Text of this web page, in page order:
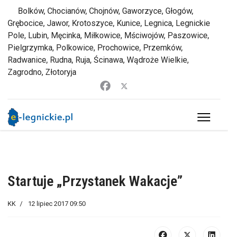
Bolków, Chocianów, Chojnów, Gaworzyce, Głogów,
Grębocice, Jawor, Krotoszyce, Kunice, Legnica, Legnickie
Pole, Lubin, Męcinka, Miłkowice, Mściwojów, Paszowice,
Pielgrzymka, Polkowice, Prochowice, Przemków,
Radwanice, Rudna, Ruja, Ścinawa, Wądroże Wielkie,
Zagrodno, Złotoryja
Startuje „Przystanek Wakacje”
KK 12 lipiec 2017 09:50